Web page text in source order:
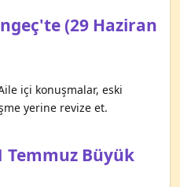
(29 Haziran
içi konuşmalar, eski
yerine revize et.
Temmuz Büyük